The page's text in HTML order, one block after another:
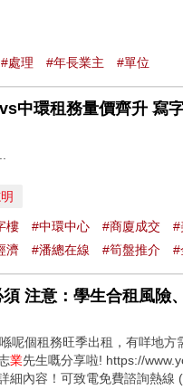
#處理 #年長業主 #單位
中環租務量價齊升 寫
樓 #中環中心 #商廈成交 #
濟 #潘總在線 #筍盤推介 #
須 注意：學生合租風險、
喺呢個租務旺季出租，有咩地
業先生嘅分享啦! https://
細內容！可致電免費諮詢熱